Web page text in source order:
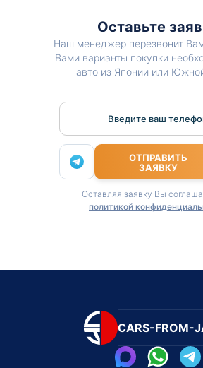
Оставьте
Наш менеджер перезвонит
Вами варианты покупки
авто из Японии или
Введите ваш
ОТПРАВИТЬ
ЗАЯВКУ
Оставляя заявку Вы
политикой
CARS-FROM-